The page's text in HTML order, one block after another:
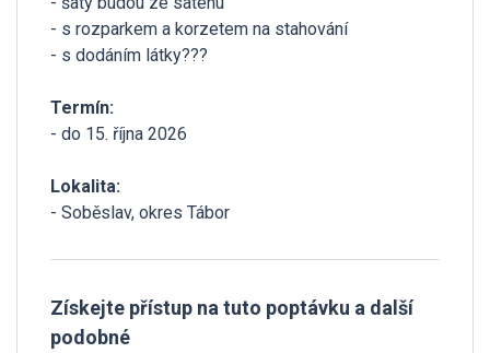
- s rozparkem a korzetem na stahování
- s dodáním látky???
Termín:
- do 15. října 2026
Lokalita:
- Soběslav, okres Tábor
Získejte přístup na tuto poptávku a další
podobné